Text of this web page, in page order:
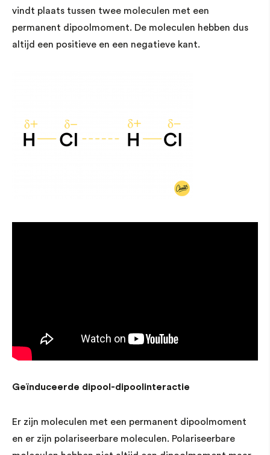
vindt plaats tussen twee moleculen met een
permanent dipoolmoment. De moleculen hebben dus
altijd een positieve en een negatieve kant.
Geïnduceerde dipool-dipoolinteractie
Er zijn moleculen met een permanent dipoolmoment
en er zijn polariseerbare moleculen. Polariseerbare